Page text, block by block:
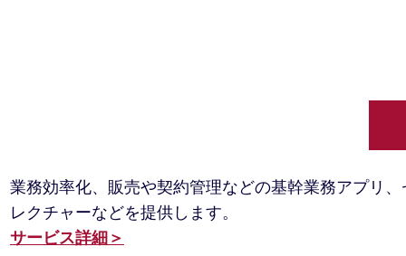
業務効率化、販売や契約管理などの基幹業務アプリ
レクチャーなどを提供します。
サービス詳細＞